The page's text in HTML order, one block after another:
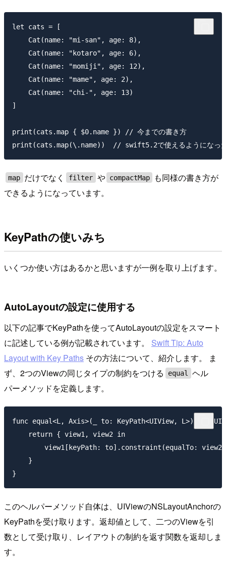
let cats = [
    Cat(name: "mi-san", age: 8),
    Cat(name: "kotaro", age: 6),
    Cat(name: "momiji", age: 12),
    Cat(name: "mame", age: 2),
    Cat(name: "chi-", age: 13)
]
print(cats.map { $0.name }) // 今までの書き方
map だけでなく filter や compactMap
も同様の書き方が
できるようになっています。
KeyPathの使いみち
いくつか使い方はあるかと思いますが一例を取り上げます。
AutoLayoutの設定に使用する
以下の記事でKeyPathを使ってAutoLayoutの設定をスマート
に記述している例が記載されています。 Swift Tip: Auto
Layout with Key Paths その方法について、紹介します。 ま
ず、2つのViewの同じタイプの制約をつける
equal
ヘル
パーメソッドを定義します。
func equal<L, Axis>(_ to: KeyPath<UIView, L>) ->
    return { view1, view2 in
view1[keyPath: to].constraint(equalTo:
    }
このヘルパーメソッド自体は、UIViewのNSLayoutAnchorの
KeyPathを受け取ります。返却値として、二つのViewを引
数として受け取り、レイアウトの制約を返す関数を返却しま
す。